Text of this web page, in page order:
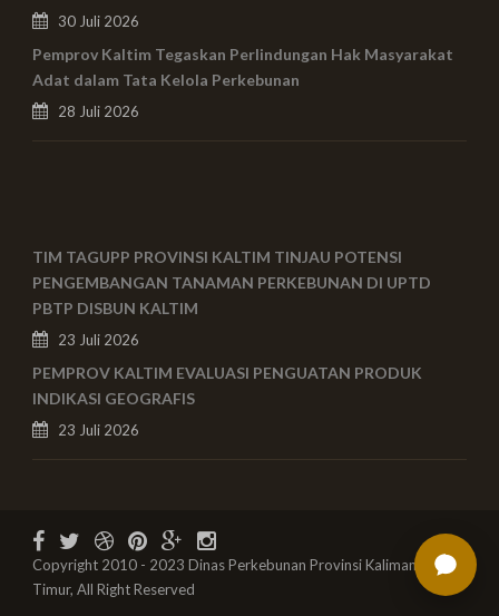
30 Juli 2026
Pemprov Kaltim Tegaskan Perlindungan Hak Masyarakat
Adat dalam Tata Kelola Perkebunan
28 Juli 2026
TIM TAGUPP PROVINSI KALTIM TINJAU POTENSI
PENGEMBANGAN TANAMAN PERKEBUNAN DI UPTD
PBTP DISBUN KALTIM
23 Juli 2026
PEMPROV KALTIM EVALUASI PENGUATAN PRODUK
INDIKASI GEOGRAFIS
23 Juli 2026
Copyright 2010 - 2023 Dinas Perkebunan Provinsi Kalimantan
Timur, All Right Reserved